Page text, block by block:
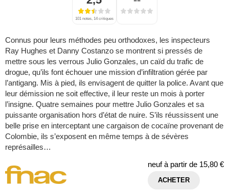
101 notes, 14 critiques
Connus pour leurs méthodes peu orthodoxes, les inspecteurs
Ray Hughes et Danny Costanzo se montrent si pressés de
mettre sous les verrous Julio Gonzales, un caïd du trafic de
drogue, qu’ils font échouer une mission d’infiltration gérée par
l’antigang. Mis à pied, ils envisagent de quitter la police. Avant que
leur démission ne soit effective, il leur reste un mois à porter
l’insigne. Quatre semaines pour mettre Julio Gonzales et sa
puissante organisation hors d’état de nuire. S’ils réussissent une
belle prise en interceptant une cargaison de cocaïne provenant de
Colombie, ils s’exposent en même temps à de sévères
représailles…
neuf à partir de 15,80 €
ACHETER